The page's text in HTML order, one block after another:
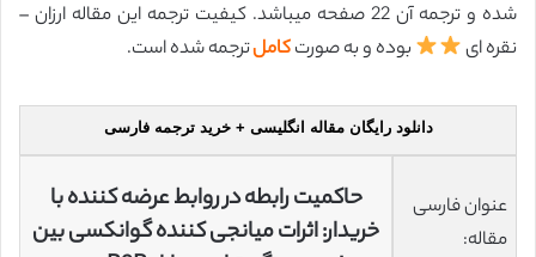
شده و ترجمه آن 22 صفحه میباشد. کیفیت ترجمه این مقاله ارزان –
نقره ای
بوده و به صورتکاملترجمه شده است.
دانلود رایگان مقاله انگلیسی + خرید ترجمه فارسی
عنوان فارسی
مقاله:
حاکمیت رابطه در روابط عرضه کننده با
خریدار: اثرات میانجی کننده گوانکسی بین